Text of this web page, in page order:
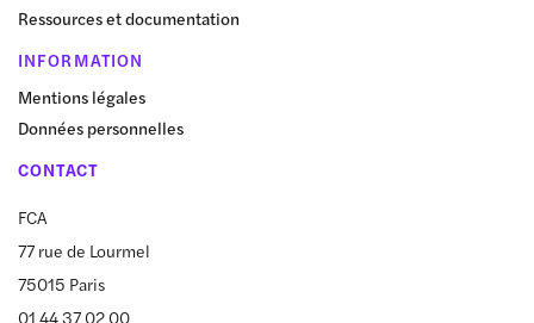
Ressources et documentation
INFORMATION
Mentions légales
Données personnelles
CONTACT
FCA
77 rue de Lourmel
75015 Paris
01 44 37 02 00